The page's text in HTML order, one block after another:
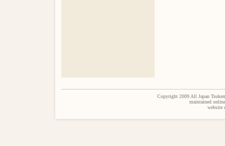
Copyright 2009 All Japan
maintained
website